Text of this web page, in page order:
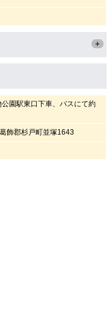
+
園駅東口下車、バスにて約
飾郡杉戸町並塚1643